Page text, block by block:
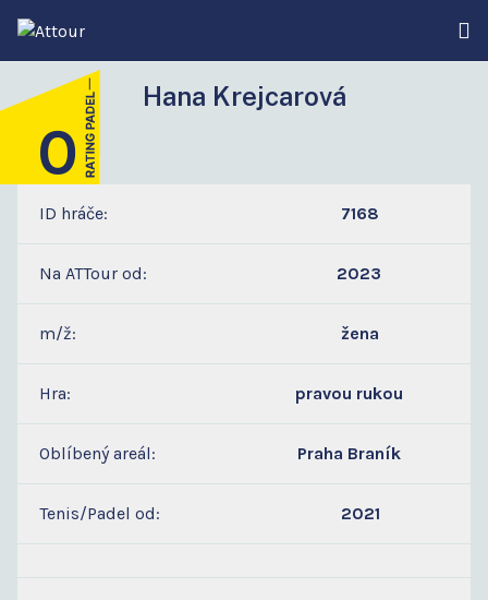
Hana Krejcarová
0
ID hráče: 7168
Na ATTour od: 2023
m/ž: žena
Hra: pravou rukou
Oblíbený areál: Praha Braník
Tenis/Padel od: 2021